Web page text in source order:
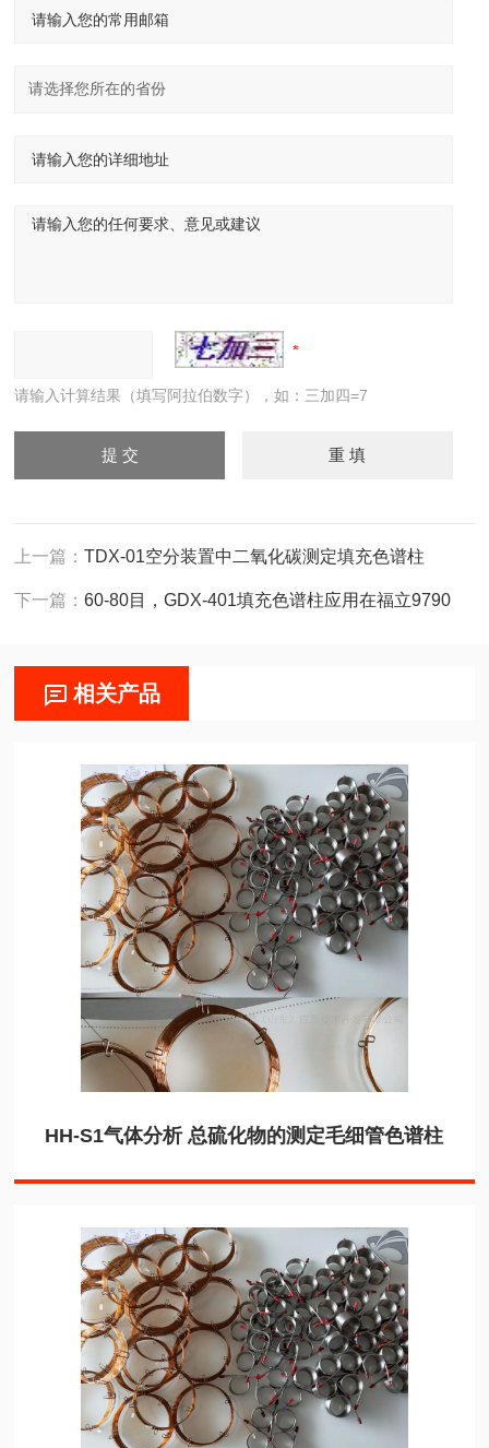
请输入计算结果（填写阿拉伯数字），如：三加四=7
上一篇：TDX-01空分装置中二氧化碳测定填充色谱柱
下一篇：60-80目，GDX-401填充色谱柱应用在福立9790
相关产品
HH-S1气体分析 总硫化物的测定毛细管色谱柱